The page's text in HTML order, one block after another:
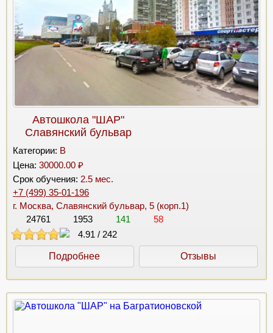
Автошкола "ШАР"
Славянский бульвар
Категории: B
Цена: 30000.00 ₽
Срок обучения: 2.5 мес.
+7 (499) 35-01-196
г. Москва, Славянский бульвар, 5 (корп.1)
24761
1953 141
58
4.91 / 242
Подробнее Отзывы